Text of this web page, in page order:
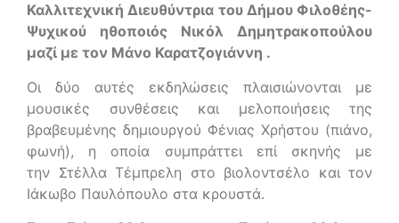
Καλλιτεχνική Διευθύντρια του Δήμου Φιλοθέης-
Ψυχικού ηθοποιός Νικόλ Δημητρακοπούλου
μαζί με τον Μάνο Καρατζογιάννη .
Οι δύο αυτές εκδηλώσεις πλαισιώνονται με
μουσικές συνθέσεις και μελοποιήσεις της
βραβευμένης δημιουργού Φένιας Χρήστου (πιάνο,
φωνή), η οποία συμπράττει επί σκηνής με
την Στέλλα Τέμπρελη στο βιολοντσέλο και τον
Ιάκωβο Παυλόπουλο στα κρουστά.